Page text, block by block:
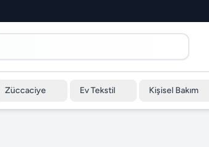
Züccaciye Ev Tekstil Kişisel Bakım